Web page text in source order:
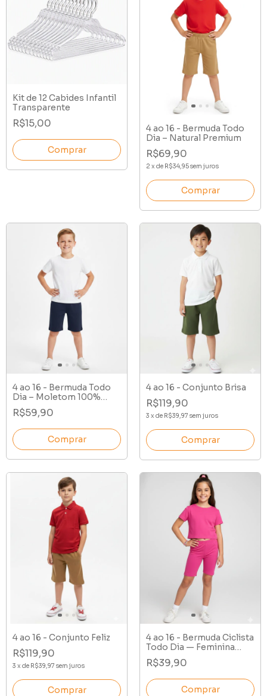
Kit de 12 Cabides Infantil
Transparente
R$15,00
4 ao 16 - Bermuda Todo
Dia – Natural Premium
R$69,90
2 x de R$34,95sem juros
Comprar
4 ao 16 - Bermuda Todo
Dia – Moletom 100%
Algodão
R$59,90
Comprar
4 ao 16 - Conjunto Brisa
R$119,90
3 x de R$39,97 sem juros
Comprar
4 ao 16 - Conjunto Feliz
R$119,90
3 x de R$39,97 sem juros
Comprar
4 ao 16 - Bermuda Ciclista
Todo Dia — Feminina
Cotton
R$39,90
Comprar